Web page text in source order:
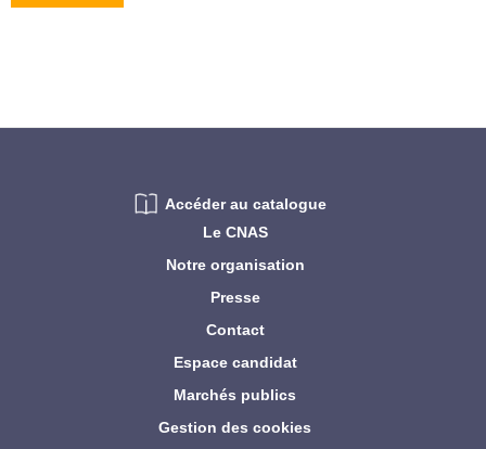
Le CNAS
Notre organisation
Presse
Contact
Espace candidat
Marchés publics
Gestion des cookies
Accéder au catalogue